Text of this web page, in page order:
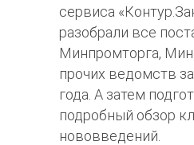
сервиса
разобрали все
Минпромторга,
прочих ведомств
года. А затем
подробный обзор
нововведений.